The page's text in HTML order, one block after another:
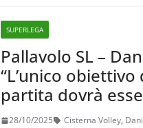
SUPERLEGA
Pallavolo SL –
“L’unico
partita dovrà
vincere”
28/10/2025 Cisterna Volley,